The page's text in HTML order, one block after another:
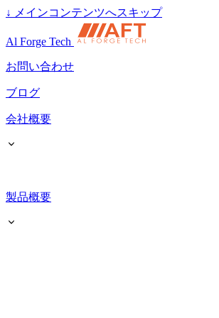
↓ メインコンテンツへスキップ
Al Forge Tech
お問い合わせ
ブログ
会社概要
製品概要